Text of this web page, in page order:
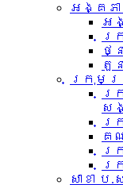
អង្គភ
អ
ក្
ថ្
តួ
ក្រុមប្
ក្
ស
ក្
គ
ក្
ក្
សាខា ប